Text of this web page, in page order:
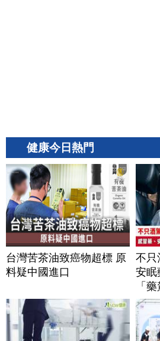
健康今日熱門
台灣苦茶油致癌物超標 原
料疑中國進口
不只
安眠
「